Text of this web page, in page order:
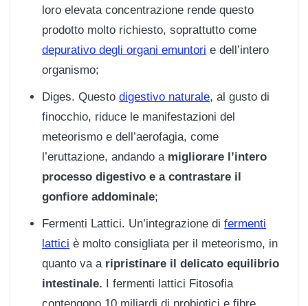
loro elevata concentrazione rende questo
prodotto molto richiesto, soprattutto come
depurativo degli organi emuntori e dell’intero
organismo;
Diges. Questodigestivo naturale, al gusto di
finocchio, riduce le manifestazioni del
meteorismo e dell’aerofagia, come
l’eruttazione, andando a migliorare l’intero
processo digestivo e a contrastare il
gonfiore addominale;
Fermenti Lattici. Un’integrazione difermenti
lattici è molto consigliata per il meteorismo, in
quanto va a ripristinare il delicato equilibrio
intestinale. I fermenti lattici Fitosofia